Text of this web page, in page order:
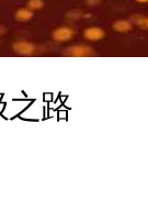
之路